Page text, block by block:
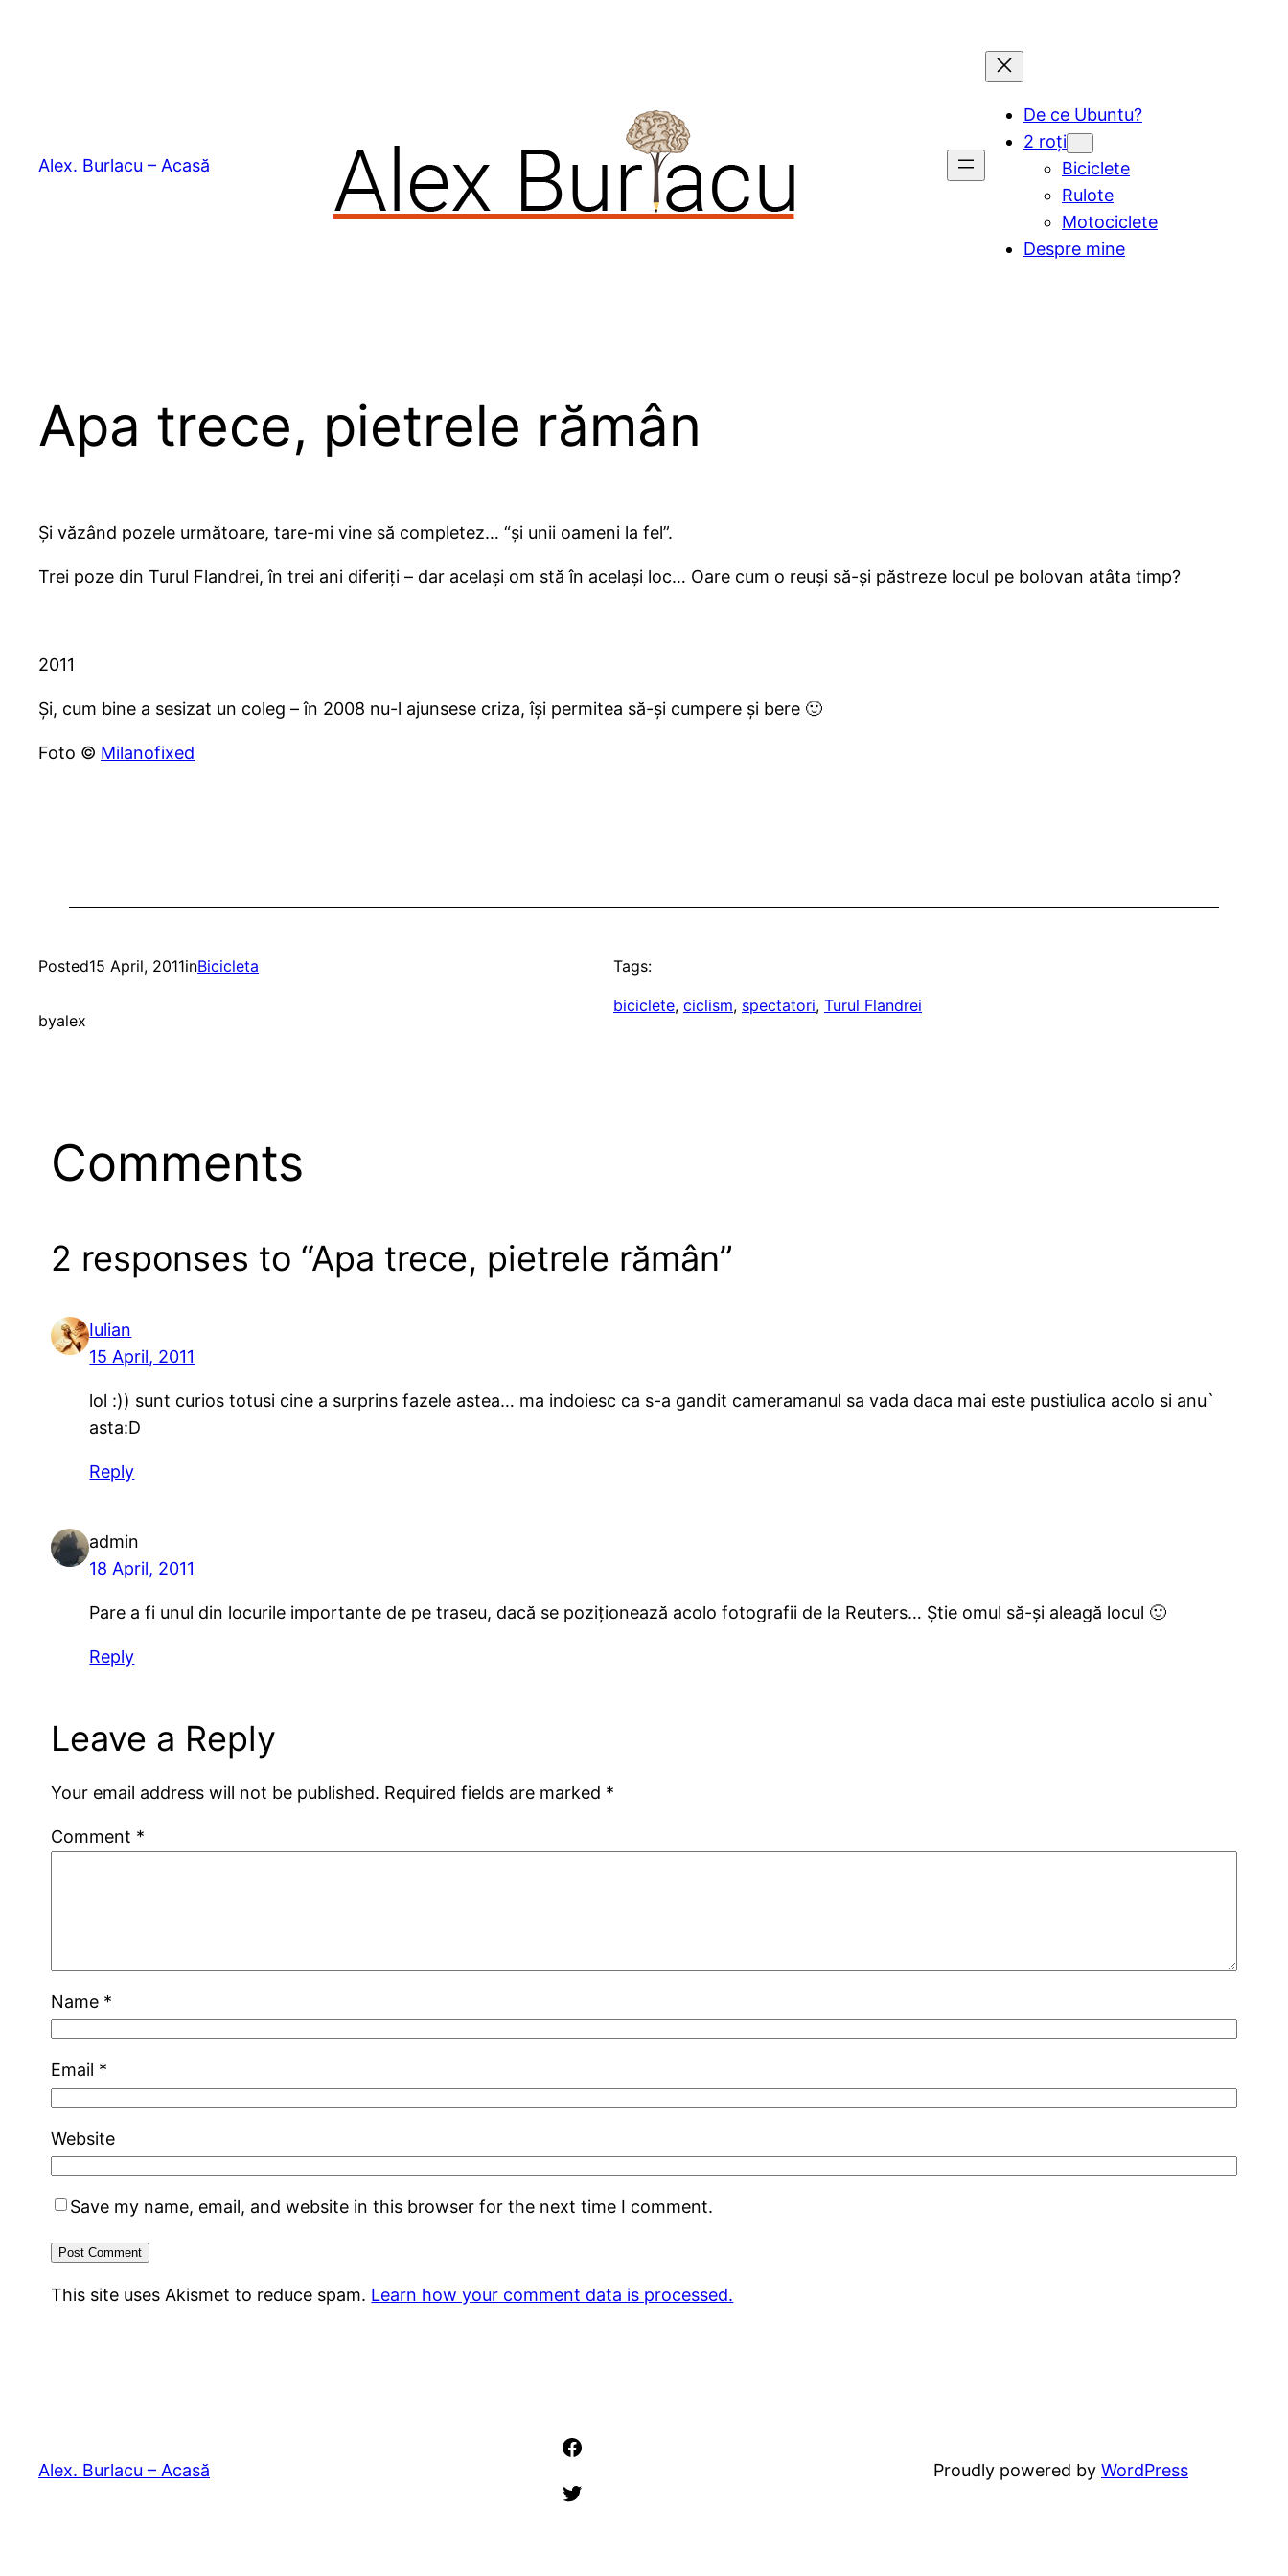
Alex. Burlacu – Acasă
De ce Ubuntu?
2 roți
Biciclete
Rulote
Motociclete
Despre mine
Apa trece, pietrele rămân
Și văzând pozele următoare, tare-mi vine să completez… “și unii oameni la fel”.
Trei poze din Turul Flandrei, în trei ani diferiți – dar același om stă în același loc… Oare cum o reuși să-și păstreze locul pe bolovan atâta timp?
2011
Și, cum bine a sesizat un coleg – în 2008 nu-l ajunsese criza, își permitea să-și cumpere și bere 🙂
Foto © Milanofixed
Posted15 April, 2011inBicicleta
byalex
Tags:
biciclete, ciclism, spectatori, Turul Flandrei
Comments
2 responses to “Apa trece, pietrele rămân”
Iulian
15 April, 2011
lol :)) sunt curios totusi cine a surprins fazele astea… ma indoiesc ca s-a gandit cameramanul sa vada daca mai este pustiulica acolo si anu`
asta:D
Reply
admin
18 April, 2011
Pare a fi unul din locurile importante de pe traseu, dacă se poziționează acolo fotografii de la Reuters… Știe omul să-și aleagă locul 🙂
Reply
Leave a Reply
Your email address will not be published. Required fields are marked *
Comment *
Name *
Email *
Website
Save my name, email, and website in this browser for the next time I comment.
This site uses Akismet to reduce spam. Learn how your comment data is processed.
Alex. Burlacu – Acasă
Facebook
Twitter
Proudly powered by WordPress